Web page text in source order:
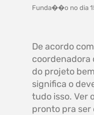
Funda��o no dia
De acordo
coordenadora
do projeto
significa o
tudo isso.
pronto pra